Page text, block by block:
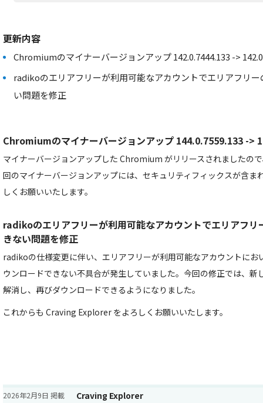
更新内容
Chromiumのマイナーバージョンアップ 142.0.7444.133 ->
radikoのエリアフリーが利用可能なアカウントでエリアフリ
い問題を修正
Chromiumのマイナーバージョンアップ 144.0.7559.133 ->
マイナーバージョンアップした Chromium がリリースされましたの
回のマイナーバージョンアップには、セキュリティフィックスが含ま
しくお願いいたします。
radikoのエリアフリーが利用可能なアカウントでエリアフリ
きない問題を修正
radikoの仕様変更に伴い、エリアフリーが利用可能なアカウントにお
ウンロードできない不具合が発生していました。今回の修正では、新
解消し、再びダウンロードできるようになりました。
これからも Craving Explorer をよろしくお願いいたします。
Craving Explorer
2026年2月9日 掲載